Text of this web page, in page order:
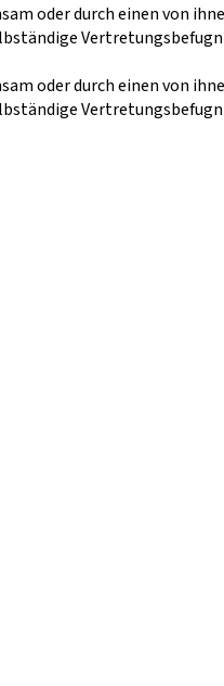
oder durch einen von
oder durch einen von